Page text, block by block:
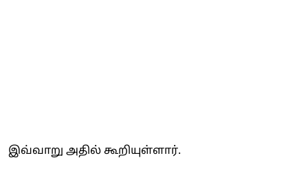
இவ்வாறு அதில் கூறியுள்ளார்.